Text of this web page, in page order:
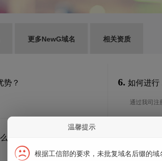
更多NewG域名 相关资质
势？
注册规则？
6. 如何进行
通过我司注
谁可以
制吗？
温馨提示
根据工信部的要求，未批复域名后缀的域